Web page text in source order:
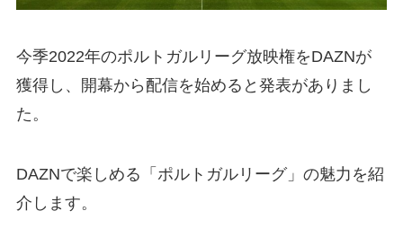
今季2022年のポルトガルリーグ放映権をDAZNが
獲得し、開幕から配信を始めると発表がありまし
た。
DAZNで楽しめる「ポルトガルリーグ」の魅力を紹
介します。